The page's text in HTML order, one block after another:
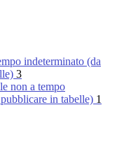
indeterminato (da
3
non a tempo
in tabelle) 1